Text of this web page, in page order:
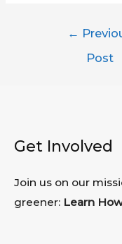
←
Post
Get Involved
Join us on our
greener: Learn